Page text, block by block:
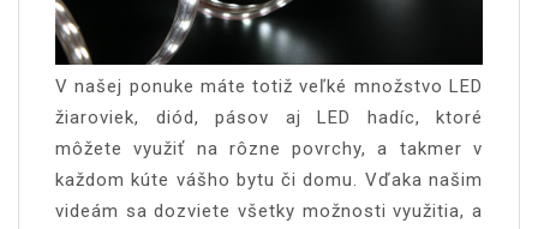
V našej ponuke máte totiž veľké množstvo LED
žiaroviek, diód, pásov aj LED hadíc, ktoré
môžete využiť na rôzne povrchy, a takmer v
každom kúte vášho bytu či domu. Vďaka našim
videám sa dozviete všetky možnosti využitia, a